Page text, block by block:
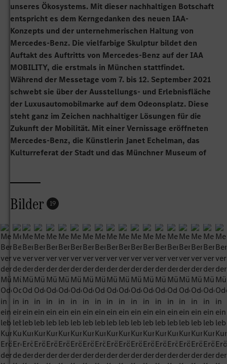
unseres Ökosystems. Mit dieser nachhaltigen Botschaft
entspricht es dem Kerngedanken des neuen IAA-
Konzepts und der unternehmerischen Haltung von
Mercedes-Benz. Die vielfarbige Skulptur bildet den
Auftakt des Auftritts von Mercedes-Benz auf der IAA
MOBILITY, die erstmals in München stattfindet.
Während der Messetage vom 7. bis 12. September 2021
schwebt sie über der Ausstellungs- und Erlebnisfläche
der Luxusautomobilmarke auf dem Odeonsplatz. Diese
steht ganz im Zeichen nachhaltiger Lösungen für die
Zukunft der Mobilität. Mit einer Vernissage eröffneten
Mercedes-Benz, die Künstlerin Janet Echelman, das
Kulturreferat der Stadt und das Münchner Museum of
„Wir möchten mit unserem Auftritt einen kulturellen und
nachhaltigen Beitrag für die Einwohner*innen der Stadt
München sowie die Besucher*innen der IAA leisten und
gleichzeitig ein starkes zukunftsweisendes Bild von
Mercedes-Benz und nachhaltiger Mobilität schaffen“, so
Katrin Adt, Leiterin Mercedes-Benz Cars & Vans Own Retail
Europa. „Die Kunstinstallation verkörpert den
gegenwärtigen Zeitgeist und bietet einen Raum für
Begegnung und Interaktion. Sie symbolisiert
Veränderungen im Zusammenspiel mit der Natur, das dem
Transformationsprozess in der Automobilindustrie gleicht.
Mercedes-Benz ist auf dem Weg zur CO₂-neutralen
Mobilität. Als zeitgemäße Automobilmarke, die sich der
Bilder 19